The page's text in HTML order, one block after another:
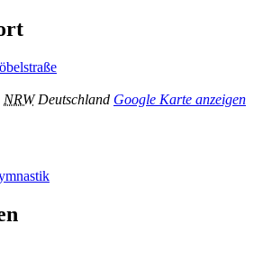
NRW Deutschland Google Karte anzeigen